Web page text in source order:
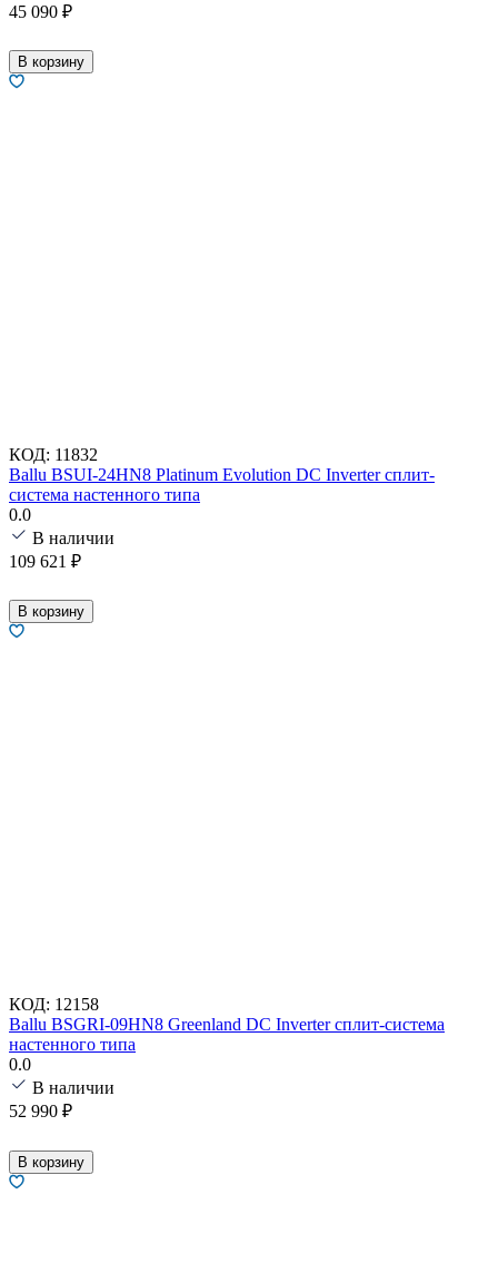
45 090 ₽
В корзину
КОД: 11832
Ballu BSUI-24HN8 Platinum Evolution DC Inverter сплит-
система настенного типа
0.0
В наличии
109 621 ₽
В корзину
КОД: 12158
Ballu BSGRI-09HN8 Greenland DC Inverter сплит-система
настенного типа
0.0
В наличии
52 990 ₽
В корзину